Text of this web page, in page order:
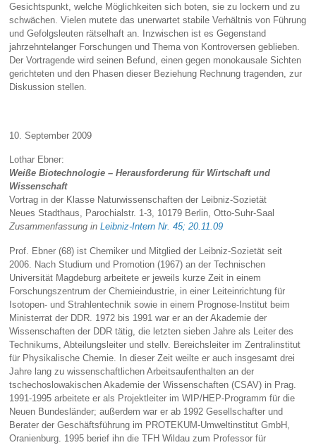
Gesichtspunkt, welche Möglichkeiten sich boten, sie zu lockern und zu
schwächen. Vielen mutete das unerwartet stabile Verhältnis von Führung
und Gefolgsleuten rätselhaft an. Inzwischen ist es Gegenstand
jahrzehntelanger Forschungen und Thema von Kontroversen geblieben.
Der Vortragende wird seinen Befund, einen gegen monokausale Sichten
gerichteten und den Phasen dieser Beziehung Rechnung tragenden, zur
Diskussion stellen.
10. September 2009
Lothar Ebner:
Weiße Biotechnologie – Herausforderung für Wirtschaft und
Wissenschaft
Vortrag in der Klasse Naturwissenschaften der Leibniz-Sozietät
Neues Stadthaus, Parochialstr. 1-3, 10179 Berlin, Otto-Suhr-Saal
Zusammenfassung inLeibniz-Intern Nr. 45; 20.11.09
Prof. Ebner (68) ist Chemiker und Mitglied der Leibniz-Sozietät seit
2006. Nach Studium und Promotion (1967) an der Technischen
Universität Magdeburg arbeitete er jeweils kurze Zeit in einem
Forschungszentrum der Chemieindustrie, in einer Leiteinrichtung für
Isotopen- und Strahlentechnik sowie in einem Prognose-Institut beim
Ministerrat der DDR. 1972 bis 1991 war er an der Akademie der
Wissenschaften der DDR tätig, die letzten sieben Jahre als Leiter des
Technikums, Abteilungsleiter und stellv. Bereichsleiter im Zentralinstitut
für Physikalische Chemie. In dieser Zeit weilte er auch insgesamt drei
Jahre lang zu wissenschaftlichen Arbeitsaufenthalten an der
tschechoslowakischen Akademie der Wissenschaften (CSAV) in Prag.
1991-1995 arbeitete er als Projektleiter im WIP/HEP-Programm für die
Neuen Bundesländer; außerdem war er ab 1992 Gesellschafter und
Berater der Geschäftsführung im PROTEKUM-Umweltinstitut GmbH,
Oranienburg. 1995 berief ihn die TFH Wildau zum Professor für